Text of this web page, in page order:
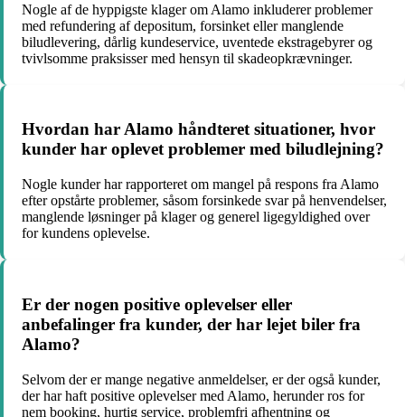
Nogle af de hyppigste klager om Alamo inkluderer problemer
med refundering af depositum, forsinket eller manglende
biludlevering, dårlig kundeservice, uventede ekstragebyrer og
tvivlsomme praksisser med hensyn til skadeopkrævninger.
Hvordan har Alamo håndteret situationer, hvor
kunder har oplevet problemer med biludlejning?
Nogle kunder har rapporteret om mangel på respons fra Alamo
efter opstårte problemer, såsom forsinkede svar på henvendelser,
manglende løsninger på klager og generel ligegyldighed over
for kundens oplevelse.
Er der nogen positive oplevelser eller
anbefalinger fra kunder, der har lejet biler fra
Alamo?
Selvom der er mange negative anmeldelser, er der også kunder,
der har haft positive oplevelser med Alamo, herunder ros for
nem booking, hurtig service, problemfri afhentning og